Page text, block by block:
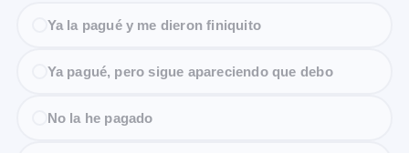
Ya la pagué y me dieron finiquito
Ya pagué, pero sigue apareciendo que debo
No la he pagado